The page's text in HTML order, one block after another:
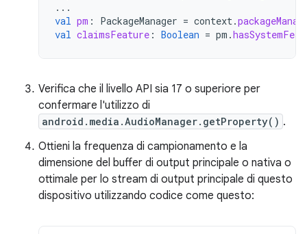
...
val pm : PackageManager = context.
val claimsFeature : Boolean = pm .
Verifica che il livello API sia 17 o superiore per
confermare l'utilizzo di
android.media.AudioManager.getProperty() .
Ottieni la frequenza di campionamento e la
dimensione del buffer di output principale o nativa o
ottimale per lo stream di output principale di questo
dispositivo utilizzando codice come questo: